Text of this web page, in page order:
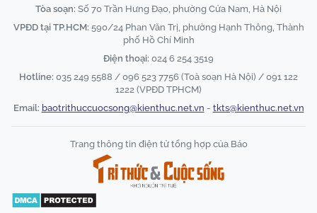
Tòa soạn: Số 70 Trần Hưng Đạo, phường Cửa Nam, Hà Nội
VPĐD tại TP.HCM: 590/24 Phan Văn Trị, phường Hạnh Thông, Thành
phố Hồ Chí Minh
Điện thoại: 024 6 254 3519
Hotline: 035 249 5588 / 096 523 7756 (Toà soạn Hà Nội) / 091 122
1222 (VPĐD TPHCM)
Email: baotrithuccuocsong@kienthuc.net.vn - tkts@kienthuc.net.vn
Trang thông tin điện tử tổng hợp của Báo